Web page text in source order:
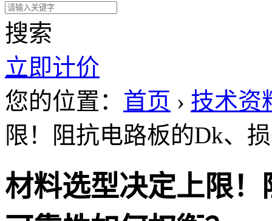
搜索
立即计价
您的位置： 首页 › 技术资
限！阻抗电路板的Dk、
材料选型决定上限